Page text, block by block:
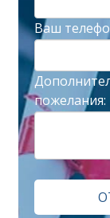
Ваш
пожелания: